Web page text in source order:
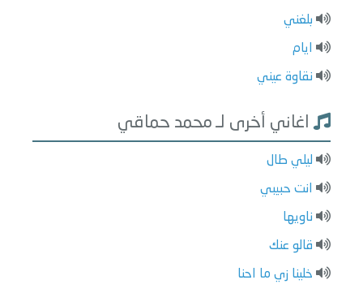
بلغني
ايام
نقاوة عيني
اغاني أخرى لـ محمد حماقي
ليلي طال
انت حبيبي
ناويها
قالو عنك
خلينا زي ما احنا